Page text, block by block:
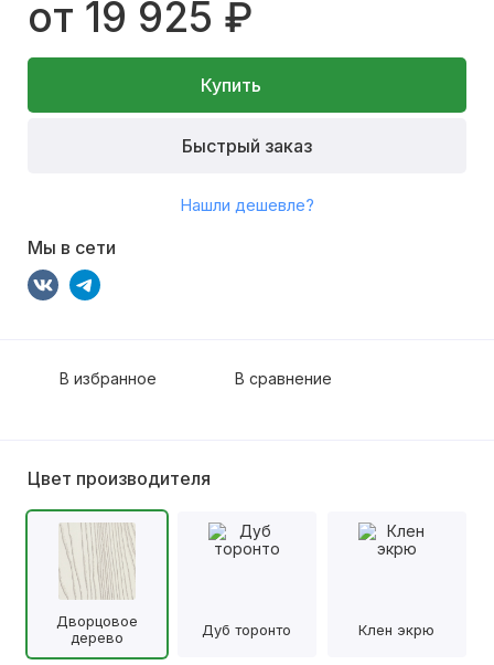
от 19 925 ₽
Купить
Быстрый заказ
Нашли дешевле?
Мы в сети
В избранное В сравнение
Цвет производителя
Дворцовое
дерево
Дуб торонто Клен экрю